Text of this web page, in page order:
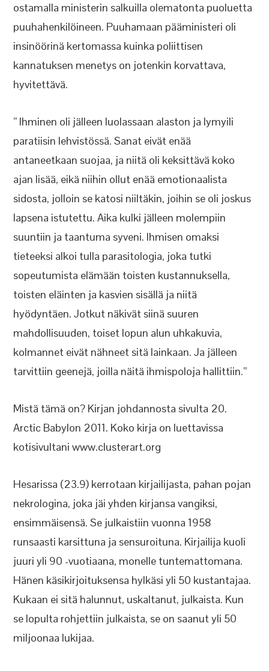
ostamalla ministerin salkuilla olematonta puoluetta
puuhahenkilöineen. Puuhamaan pääministeri oli
insinöörinä kertomassa kuinka poliittisen
kannatuksen menetys on jotenkin korvattava,
hyvitettävä.
” Ihminen oli jälleen luolassaan alaston ja lymyili
paratiisin lehvistössä. Sanat eivät enää
antaneetkaan suojaa, ja niitä oli keksittävä koko
ajan lisää, eikä niihin ollut enää emotionaalista
sidosta, jolloin se katosi niiltäkin, joihin se oli joskus
lapsena istutettu. Aika kulki jälleen molempiin
suuntiin ja taantuma syveni. Ihmisen omaksi
tieteeksi alkoi tulla parasitologia, joka tutki
sopeutumista elämään toisten kustannuksella,
toisten eläinten ja kasvien sisällä ja niitä
hyödyntäen. Jotkut näkivät siinä suuren
mahdollisuuden, toiset lopun alun uhkakuvia,
kolmannet eivät nähneet sitä lainkaan. Ja jälleen
tarvittiin geenejä, joilla näitä ihmispoloja hallittiin.”
Mistä tämä on? Kirjan johdannosta sivulta 20.
Arctic Babylon 2011. Koko kirja on luettavissa
kotisivultani www.clusterart.org
Hesarissa (23.9) kerrotaan kirjailijasta, pahan pojan
nekrologina, joka jäi yhden kirjansa vangiksi,
ensimmäisensä. Se julkaistiin vuonna 1958
runsaasti karsittuna ja sensuroituna. Kirjailija kuoli
juuri yli 90 -vuotiaana, monelle tuntemattomana.
Hänen käsikirjoituksensa hylkäsi yli 50 kustantajaa.
Kukaan ei sitä halunnut, uskaltanut, julkaista. Kun
se lopulta rohjettiin julkaista, se on saanut yli 50
miljoonaa lukijaa.